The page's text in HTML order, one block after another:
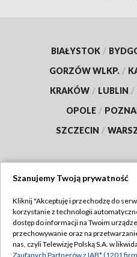
BIAŁYSTOK /
GORZÓW WLKP. /
KRAKÓW / LUBLIN /
OPOLE /
SZCZECIN /
Abonament TVP
Emisja w TVP
Szanujemy Twoją prywatność
Kliknij "Akceptuję i przechodzę do
korzystanie z technologii
dostęp do informacji na Twoim
przechowywanie oraz na
nas, czyli Telewizję Polską S.A. w
Zaufanych Partnerów z IAB* (1201